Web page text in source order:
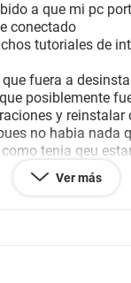
a que mi pc
conectado
tutoriales de
fuera a
posiblemente
y reinstalar
no habia nada
tenia qeu
mi pc tenia todo
tutorial
ya llevo 5 dias
Ver más